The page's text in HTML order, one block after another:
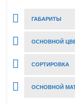
ГАБАРИТЫ
ОСНОВНОЙ
СОРТИРОВКА
ОСНОВНОЙ